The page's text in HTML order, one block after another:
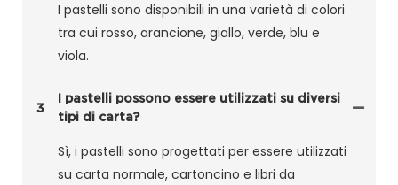
I pastelli sono disponibili in una varietà di colori
tra cui rosso, arancione, giallo, verde, blu e
viola.
3
I pastelli possono essere utilizzati su diversi
tipi di carta?
Sì, i pastelli sono progettati per essere utilizzati
su carta normale, cartoncino e libri da